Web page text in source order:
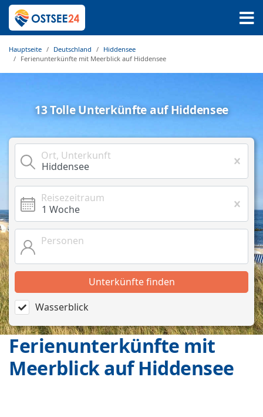
Hauptseite Deutschland
Hiddensee
Ferienunterkünfte mit Meerblick auf Hiddensee
13 Tolle Unterkünfte auf Hiddensee
Ort, Unterkunft
Reisezeitraum
Personen
Unterkünfte finden
Wasserblick
Ferienunterkünfte mit
Meerblick auf Hiddensee